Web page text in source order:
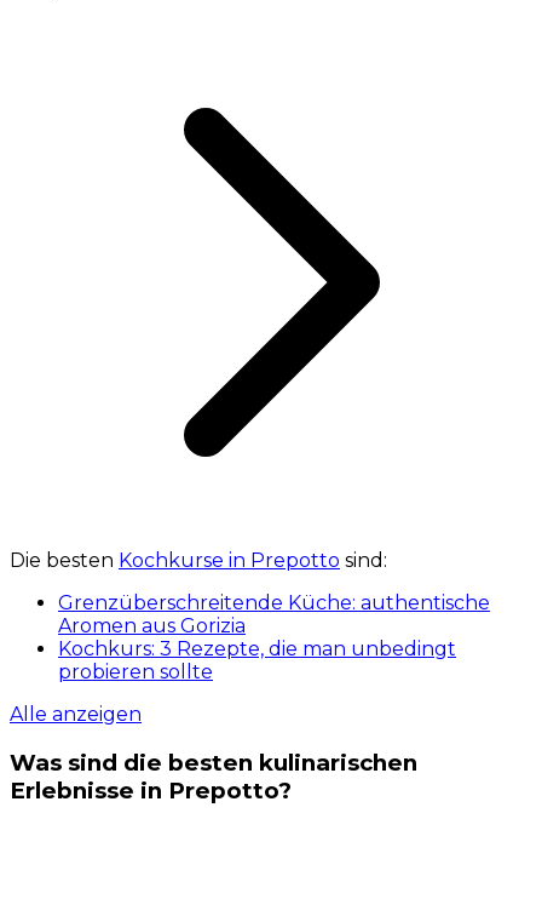
Die besten Kochkurse in Prepotto sind:
Grenzüberschreitende Küche: authentische
Aromen aus Gorizia
Kochkurs: 3 Rezepte, die man unbedingt
probieren sollte
Alle anzeigen
Was sind die besten kulinarischen
Erlebnisse in Prepotto?